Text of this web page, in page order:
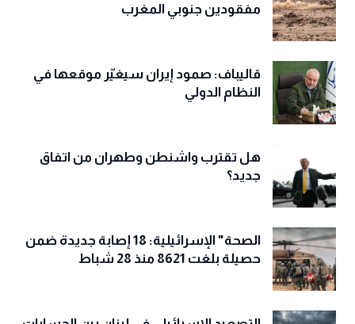
مفقودين جنوبي المغرب
قاليباف: صمود إيران سيغيّر موقعها في
النظام الدولي
هل تقترب واشنطن وطهران من اتفاق
جديد؟
الصحة" الإسرائيلية: 18 إصابة جديدة ضمن
حصيلة بلغت 8621 منذ 28 شباط